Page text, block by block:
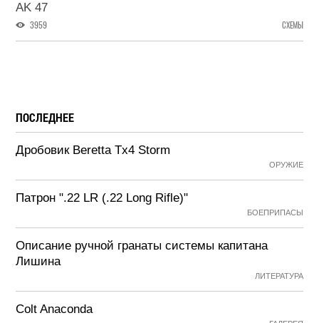
AK 47
3959 СХЕМЫ
ПОСЛЕДНЕЕ
Дробовик Beretta Tx4 Storm
ОРУЖИЕ
Патрон ".22 LR (.22 Long Rifle)"
БОЕПРИПАСЫ
Описание ручной гранаты системы капитана
Лишина
ЛИТЕРАТУРА
Colt Anaconda